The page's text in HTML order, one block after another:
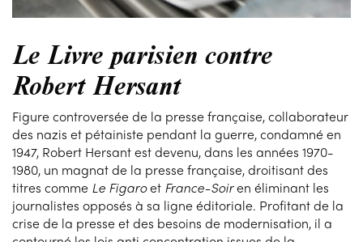
Le Livre parisien contre
Robert Hersant
Figure controversée de la presse française, collaborateur
des nazis et pétainiste pendant la guerre, condamné en
1947, Robert Hersant est devenu, dans les années 1970-
1980, un magnat de la presse française, droitisant des
titres comme Le Figaroet France-Soiren éliminant les
journalistes opposés à sa ligne éditoriale. Profitant de la
crise de la presse et des besoins de modernisation, il a